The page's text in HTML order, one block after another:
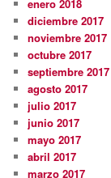
enero 2018
diciembre 2017
noviembre 2017
octubre 2017
septiembre 2017
agosto 2017
julio 2017
junio 2017
mayo 2017
abril 2017
marzo 2017